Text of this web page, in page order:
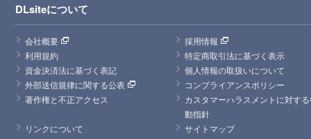
DLsiteについて
会社概要
採用情報
利用規約
特定商取引法に基づく表示
資金決済法に基づく表記
個人情報の取扱いについて
外部送信規律に関する公表
コンプライアンスポリシー
著作権と不正アクセス
カスタマーハラスメントに対す
動指針
リンクについて
サイトマップ